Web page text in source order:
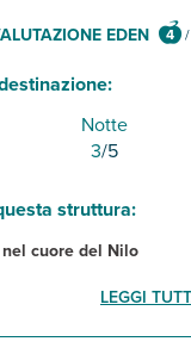
EDEN 4 /
Notte
3/5
struttura:
cuore del Nilo
LEGGI